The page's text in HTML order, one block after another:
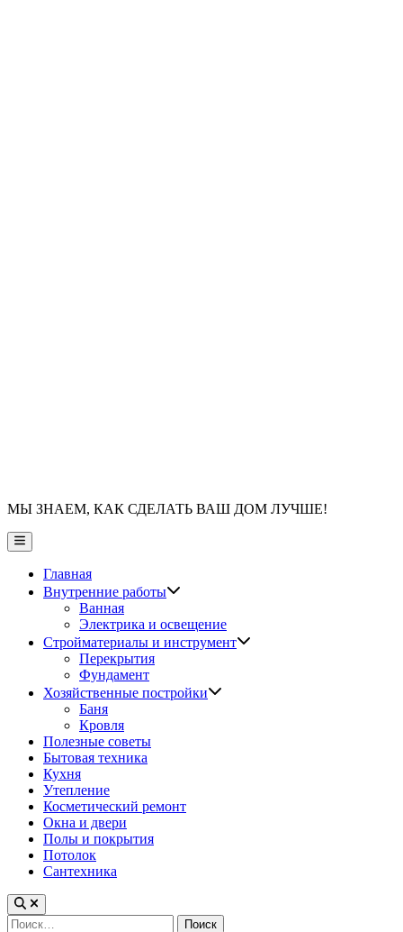
МЫ ЗНАЕМ, КАК СДЕЛАТЬ ВАШ ДОМ ЛУЧШЕ!
Главное
меню
Главная
Внутренние работы
Ванная
Электрика и освещение
Стройматериалы и инструмент
Перекрытия
Фундамент
Хозяйственные постройки
Баня
Кровля
Полезные советы
Бытовая техника
Кухня
Утепление
Косметический ремонт
Окна и двери
Полы и покрытия
Потолок
Сантехника
Найти: